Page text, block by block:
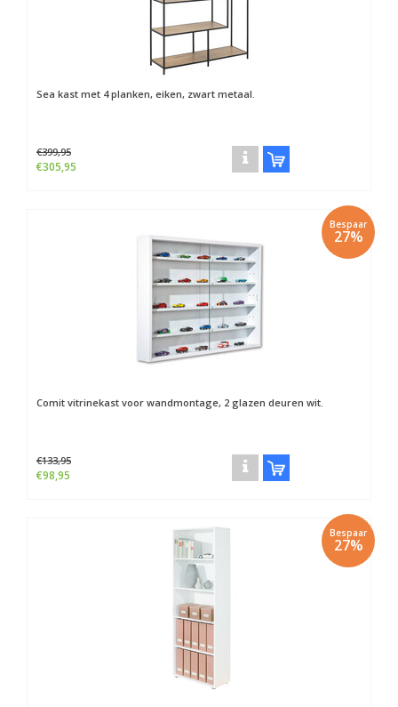
Sea kast met 4 planken, eiken, zwart metaal.
€399,95
€305,95
Bespaar
27%
Comit vitrinekast voor wandmontage, 2 glazen deuren wit.
€133,95
€98,95
Bespaar
27%